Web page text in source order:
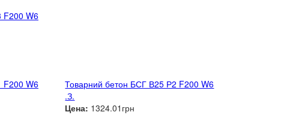
F200 W6
F200 W6
Товарний бетон БСГ В25 Р2 F200 W6
.З.
Цена: 1324.01грн